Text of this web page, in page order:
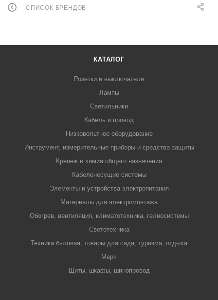
СПИСОК БРЕНДОВ
КАТАЛОГ
Розетки и выключатели
Лампы
Светильники
Кабель и провод
Низковольтное оборудование
Инструмент, измерительные приборы и средства защиты
Крепеж и химия общего назначения
Кабеленесущие системы
Элементы и устройства электропитания
Материалы для электромонтажа
Обогрев, вентиляция, климатотехника, гелиосистемы
Светотехника
Техника бытовая, товары для сада, туризма, отдыха
Мерч
Щиты, шкафы, шинопровод